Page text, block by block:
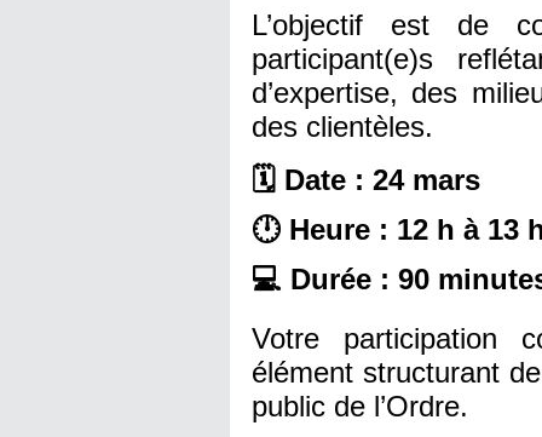
L’objectif est de
participant(e)s
d’expertise, des
des clientèles.
🗓️ Date : 24 mars
🕛 Heure : 12 h à 13
💻 Durée : 90
Votre participation
élément structurant
public de l’Ordre.